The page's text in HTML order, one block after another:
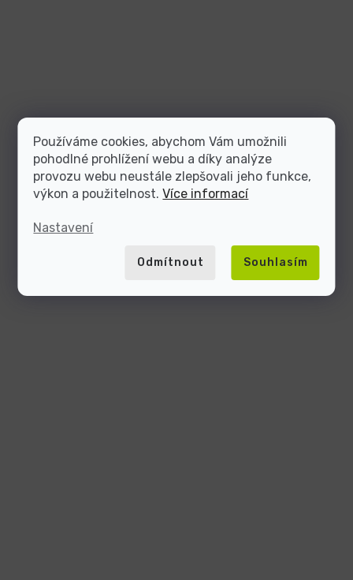
Používáme cookies, abychom Vám umožnili
pohodlné prohlížení webu a díky analýze
provozu webu neustále zlepšovali jeho funkce,
výkon a použitelnost.Více informací
Nastavení
Odmítnout Souhlasím